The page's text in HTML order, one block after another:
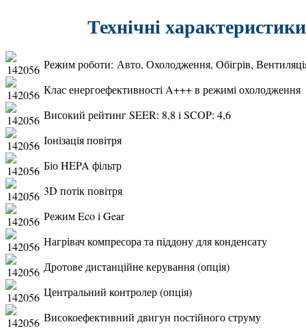
Технічні
Режим роботи: Авто, Охолодження, Обігрів,
Клас енергоефективності A+++ в режимі охолодження
Високий рейтинг SEER: 8,8 і SCOP: 4,6
Іонізація повітря
Біо HEPA фільтр
3D потік повітря
Режим Eco і Gear
Нагрівач компресора та піддону для конденсату
Дротове дистанційне керування (опція)
Центральний контролер (опція)
Високоефективний двигун постійного струму